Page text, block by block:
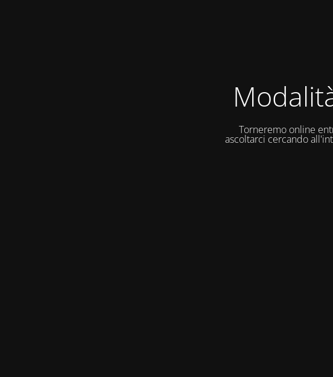
Torneremo online
ascoltarci cercando